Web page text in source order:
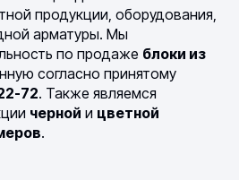
продукции, оборудования,
арматуры. Мы
по продаже блоки из
согласно принятому
72. Также являемся
черной и цветной
.